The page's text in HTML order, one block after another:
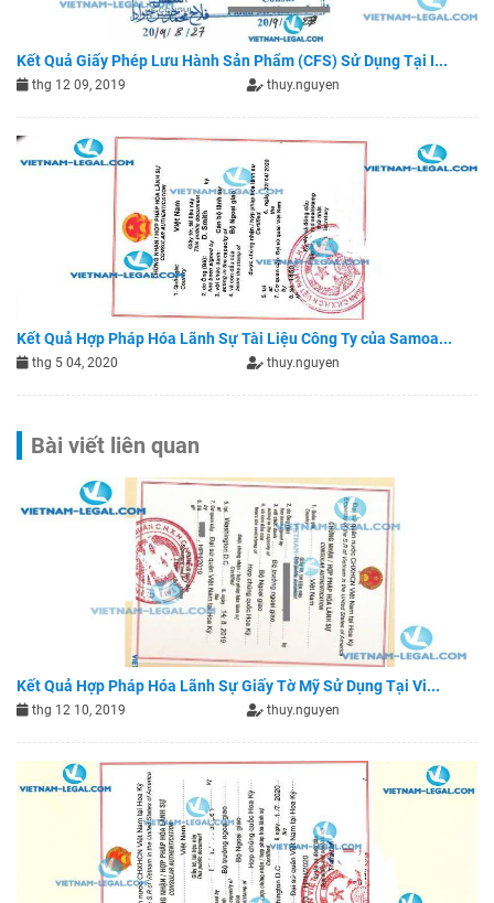
Kết Quả Giấy Phép Lưu Hành Sản Phẩm (CFS) Sử Dụng Tại I...
thg 12 09, 2019 thuy.nguyen
Kết Quả Hợp Pháp Hóa Lãnh Sự Tài Liệu Công Ty của Samoa...
thg 5 04, 2020 thuy.nguyen
Bài viết liên quan
Kết Quả Hợp Pháp Hóa Lãnh Sự Giấy Tờ Mỹ Sử Dụng Tại Vi...
thg 12 10, 2019 thuy.nguyen